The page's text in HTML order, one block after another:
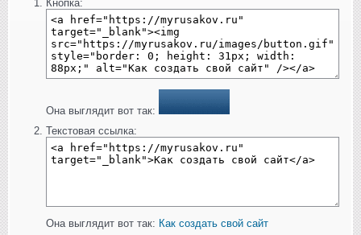
Кнопка:
Она выглядит вот так:
Текстовая ссылка:
Она выглядит вот так: Как создать свой сайт